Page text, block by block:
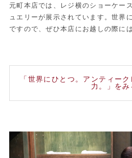
元町本店では、レジ横のショーケー
ュエリーが展示されています。世界
ですので、ぜひ本店にお越しの際に
「世界にひとつ。アンティー
力。」をみ